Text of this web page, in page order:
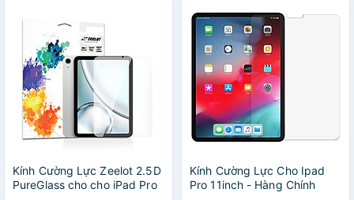
Kính Cường Lực Zeelot 2.5D
PureGlass cho cho iPad Pro
Kính Cường Lực Cho Ipad
Pro 11inch - Hàng Chính